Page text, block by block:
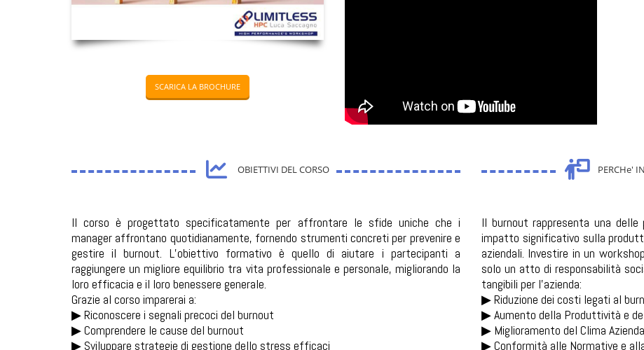
SCARICA LA BROCHURE
OBIETTIVI DEL CORSO
Il corso è progettato specificatamente per affrontare le sfide uniche che i
manager affrontano quotidianamente, fornendo strumenti concreti per prevenire e
gestire il burnout. L’obiettivo formativo è quello di aiutare i partecipanti a
raggiungere un migliore equilibrio tra vita professionale e personale, migliorando la
loro efficacia e il loro benessere generale.
Grazie al corso imparerai a:
▶︎ Riconoscere i segnali precoci del burnout
▶︎ Comprendere le cause del burnout
▶︎ Sviluppare strategie di gestione dello stress efficaci
PERCHe'
Il burnout rappresenta una
impatto significativo sulla
aziendali. Investire in un
solo un atto di responsabilità
tangibili per l’azienda:
▶︎ Riduzione dei costi legati al
▶︎ Aumento della Produttività e
▶︎ Miglioramento del Clima
▶︎ Conformità alle Normative e